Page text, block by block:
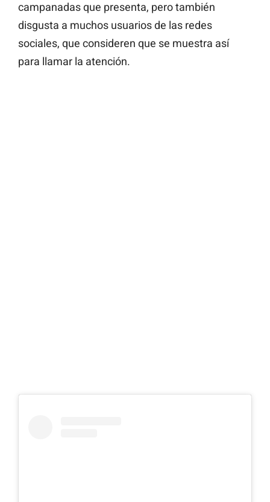
campanadas que presenta, pero también
disgusta a muchos usuarios de las redes
sociales, que consideren que se muestra así
para llamar la atención.